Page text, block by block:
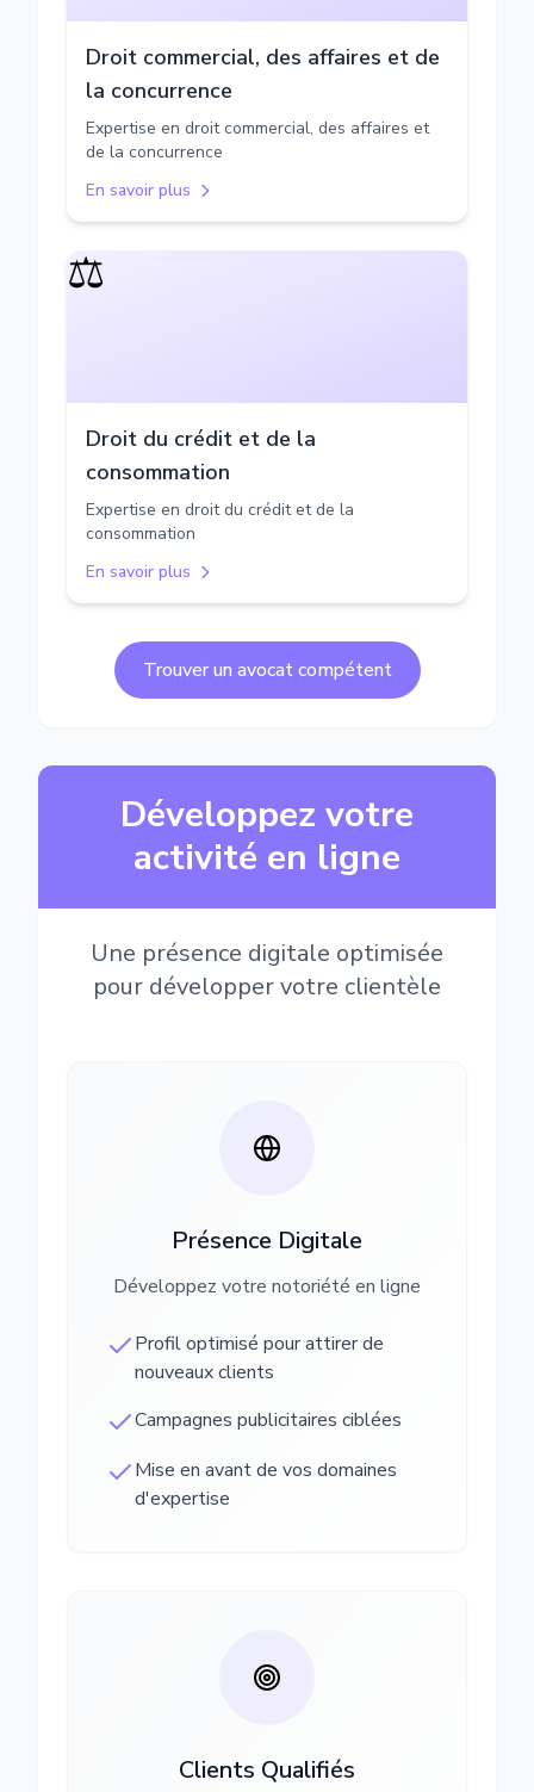
Droit commercial, des affaires et de
la concurrence
Expertise en droit commercial, des affaires et
de la concurrence
En savoir plus
⚖️
Droit du crédit et de la
consommation
Expertise en droit du crédit et de la
consommation
En savoir plus
Trouver un avocat compétent
Développez votre
activité en ligne
Une présence digitale optimisée
pour développer votre clientèle
Présence Digitale
Développez votre notoriété en ligne
Profil optimisé pour attirer de
nouveaux clients
Campagnes publicitaires ciblées
Mise en avant de vos domaines
d'expertise
Clients Qualifiés